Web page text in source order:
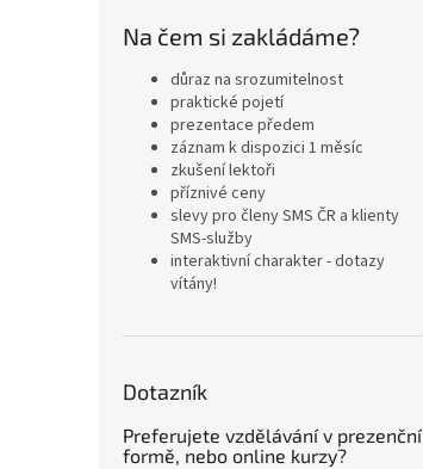
Na čem si zakládáme?
důraz na srozumitelnost
praktické pojetí
prezentace předem
záznam k dispozici 1 měsíc
zkušení lektoři
příznivé ceny
slevy pro členy SMS ČR a klienty
SMS-služby
interaktivní charakter - dotazy
vítány!
Dotazník
Preferujete vzdělávání v prezenční
formě, nebo online kurzy?